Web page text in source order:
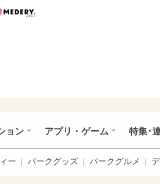
まい肉
ョン アプリ・ゲーム 特集･
ー パークグッズ パークグルメ